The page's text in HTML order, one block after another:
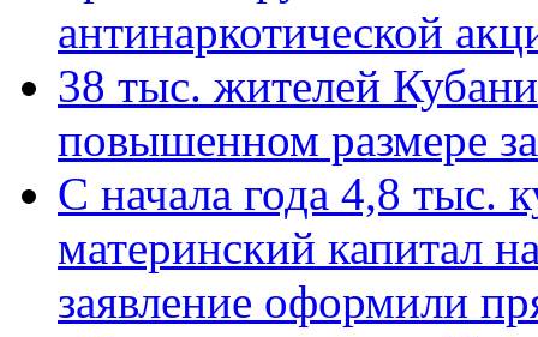
антинаркотической
38 тыс. жителей
повышенном размере
С начала года 4,8 тыс.
материнский капитал
заявление оформили